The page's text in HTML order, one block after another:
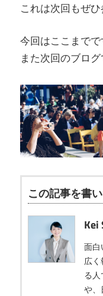
これは次回もぜ
今回はここまでで
また次回のブロ
この記事を書
Kei
面白
広
る
や、